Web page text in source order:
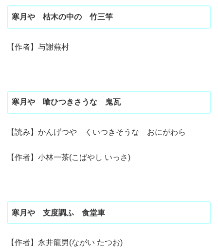
寒月や 枯木の中の 竹三竿
【作者】与謝蕪村
寒月や 喰ひつきさうな 鬼瓦
【読み】かんげつや くいつきそうな おにがわら
【作者】小林一茶(こばやし いっさ)
寒月や 支度調ふ 食堂車
【作者】永井龍男(ながい たつお)